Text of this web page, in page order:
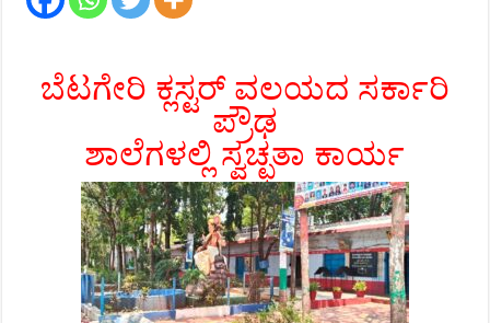
ಬೆಟಗೇರಿ ಕ್ಲಸ್ಟರ್ ವಲಯದ ಸರ್ಕಾರಿ
ಪ್ರೌಢ
ಶಾಲೆಗಳಲ್ಲಿ ಸ್ವಚ್ಛತಾ ಕಾರ್ಯ